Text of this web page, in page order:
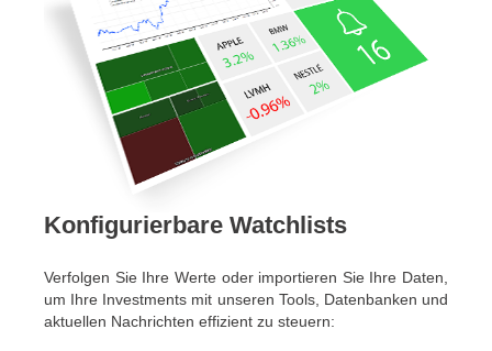
Konfigurierbare Watchlists
Verfolgen Sie Ihre Werte oder importieren Sie Ihre Daten,
um Ihre Investments mit unseren Tools, Datenbanken und
aktuellen Nachrichten effizient zu steuern: